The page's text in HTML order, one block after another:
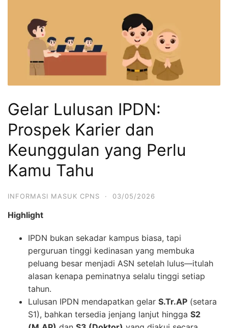
Gelar Lulusan IPDN:
Prospek Karier dan
Keunggulan yang Perlu
Kamu Tahu
INFORMASI MASUK CPNS · 03/05/2026
Highlight
IPDN bukan sekadar kampus biasa, tapi
perguruan tinggi kedinasan yang membuka
peluang besar menjadi ASN setelah lulus—itulah
alasan kenapa peminatnya selalu tinggi setiap
tahun.
Lulusan IPDN mendapatkan gelar S.Tr.AP (setara
S1), bahkan tersedia jenjang lanjut hingga S2